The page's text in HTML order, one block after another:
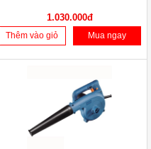
1.030.000đ
Thêm vào giỏ Mua ngay